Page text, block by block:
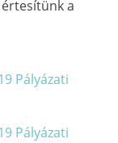
a
Pályázati
Pályázati